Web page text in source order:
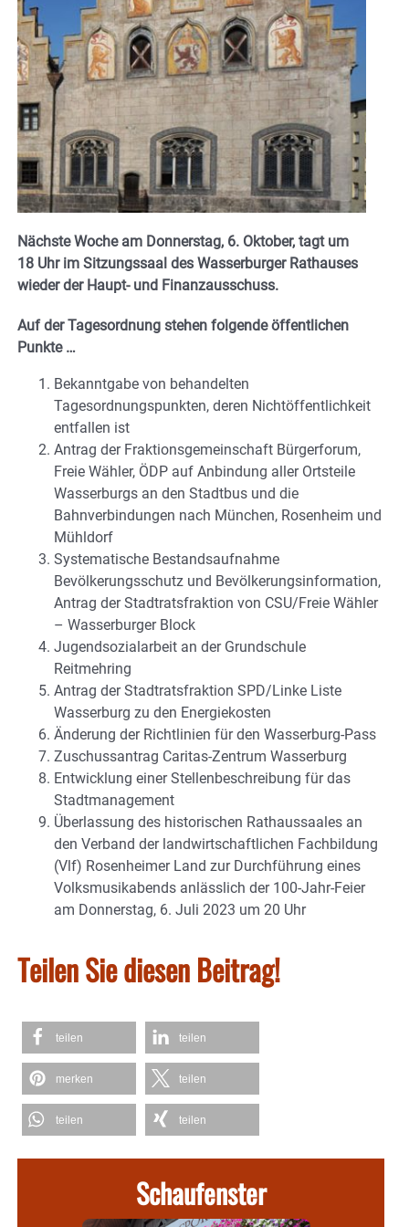
Nächste Woche am Donnerstag, 6. Oktober, tagt um
18 Uhr im Sitzungssaal des Wasserburger Rathauses
wieder der Haupt- und Finanzausschuss.
Auf der Tagesordnung stehen folgende öffentlichen
Punkte …
Bekanntgabe von behandelten
Tagesordnungspunkten, deren Nichtöffentlichkeit
entfallen ist
Antrag der Fraktionsgemeinschaft Bürgerforum,
Freie Wähler, ÖDP auf Anbindung aller Ortsteile
Wasserburgs an den Stadtbus und die
Bahnverbindungen nach München, Rosenheim und
Mühldorf
Systematische Bestandsaufnahme
Bevölkerungsschutz und Bevölkerungsinformation,
Antrag der Stadtratsfraktion von CSU/Freie Wähler
– Wasserburger Block
Jugendsozialarbeit an der Grundschule
Reitmehring
Antrag der Stadtratsfraktion SPD/Linke Liste
Wasserburg zu den Energiekosten
Änderung der Richtlinien für den Wasserburg-Pass
Zuschussantrag Caritas-Zentrum Wasserburg
Entwicklung einer Stellenbeschreibung für das
Stadtmanagement
Überlassung des historischen Rathaussaales an
den Verband der landwirtschaftlichen Fachbildung
(Vlf) Rosenheimer Land zur Durchführung eines
Volksmusikabends anlässlich der 100-Jahr-Feier
am Donnerstag, 6. Juli 2023 um 20 Uhr
Teilen Sie diesen Beitrag!
teilen teilen
merken teilen
teilen teilen
Schaufenster